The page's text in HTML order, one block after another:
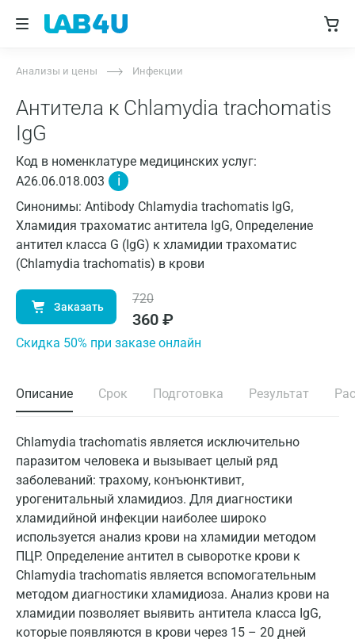
Анализы и цены Инфекции
Антитела к Chlamydia trachomatis
IgG
Код в номенклатуре медицинских услуг:
A26.06.018.003
i
Синонимы: Antibody Chlamydia trachomatis IgG,
Хламидия трахоматис антитела IgG, Определение
антител класса G (IgG) к хламидии трахоматис
(Chlamydia trachomatis) в крови
Заказать
720
360 ₽
Cкидка 50% при заказе онлайн
Описание Срок Подготовка Результат
Chlamydia trachomatis является исключительно
паразитом человека и вызывает целый ряд
заболеваний: трахому, конъюнктивит,
урогенитальный хламидиоз. Для диагностики
хламидийной инфекции наиболее широко
используется анализ крови на хламидии методом
ПЦР. Определение антител в сыворотке крови к
Chlamydia trachomatis является вспомогательным
методом диагностики хламидиоза. Анализ крови на
хламидии позволяет выявить антитела класса IgG,
которые появляются в крови через 15 – 20 дней